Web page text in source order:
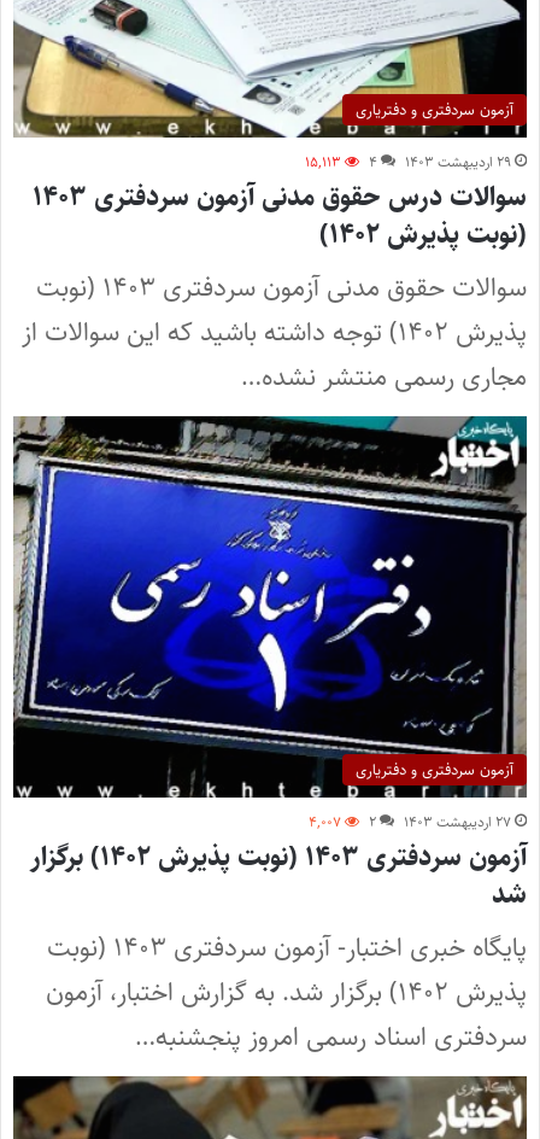
آزمون سردفتری و دفتریاری
۲۹ اردیبهشت ۱۴۰۳ ۴ ۱۵,۱۱۳
سوالات درس حقوق مدنی آزمون سردفتری ۱۴۰۳
(نوبت پذیرش ۱۴۰۲)
سوالات حقوق مدنی آزمون سردفتری ۱۴۰۳ (نوبت
پذیرش ۱۴۰۲) توجه داشته باشید که این سوالات از
مجاری رسمی منتشر نشده…
آزمون سردفتری و دفتریاری
۲۷ اردیبهشت ۱۴۰۳ ۲ ۴,۰۰۷
آزمون سردفتری ۱۴۰۳ (نوبت پذیرش ۱۴۰۲) برگزار
شد
پایگاه خبری اختبار- آزمون سردفتری ۱۴۰۳ (نوبت
پذیرش ۱۴۰۲) برگزار شد. به گزارش اختبار، آزمون
سردفتری اسناد رسمی امروز پنجشنبه…